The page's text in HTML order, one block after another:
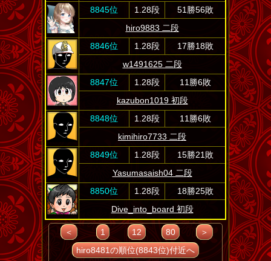
8845位
1.28段
51勝56敗
hiro9883 二段
8846位
1.28段
17勝18敗
w1491625 二段
8847位
1.28段
11勝6敗
kazubon1019 初段
8848位
1.28段
11勝6敗
kimihiro7733 二段
8849位
1.28段
15勝21敗
Yasumasaish04 二段
8850位
1.28段
18勝25敗
Dive_into_board 初段
＜ 1 12 80
＞
hiro8481の順位(8843位)付近へ